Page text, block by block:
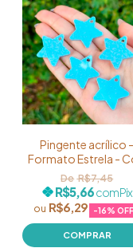
Pingente acrílico -
Formato Estrela -
Azul Bebê GLITTER
Candy Color -
com 05 unidades
R$6,29 -16% OFF
R$7,45
R$5,66comPix